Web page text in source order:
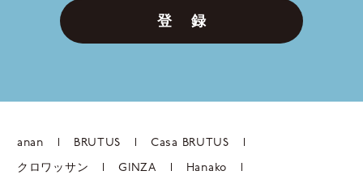
登 録
anan BRUTUS Casa BRUTUS
クロワッサン GINZA Hanako